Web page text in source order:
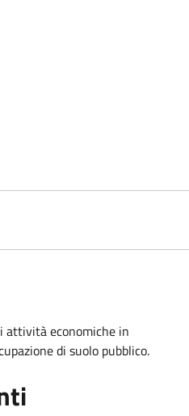
attività economiche in
di suolo pubblico.